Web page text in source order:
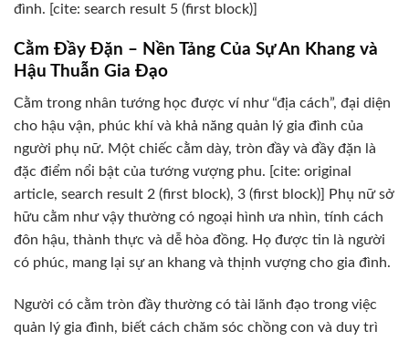
đình. [cite: search result 5 (first block)]
Cằm Đầy Đặn – Nền Tảng Của Sự An Khang và
Hậu Thuẫn Gia Đạo
Cằm trong nhân tướng học được ví như “địa cách”, đại diện
cho hậu vận, phúc khí và khả năng quản lý gia đình của
người phụ nữ. Một chiếc cằm dày, tròn đầy và đầy đặn là
đặc điểm nổi bật của tướng vượng phu. [cite: original
article, search result 2 (first block), 3 (first block)] Phụ nữ sở
hữu cằm như vậy thường có ngoại hình ưa nhìn, tính cách
đôn hậu, thành thực và dễ hòa đồng. Họ được tin là người
có phúc, mang lại sự an khang và thịnh vượng cho gia đình.
Người có cằm tròn đầy thường có tài lãnh đạo trong việc
quản lý gia đình, biết cách chăm sóc chồng con và duy trì